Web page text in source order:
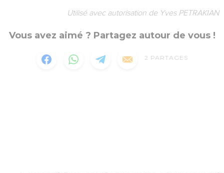
Utilisé avec autorisation de Yves PETRAKIAN
Vous avez aimé ? Partagez autour de vous !
2 PARTAGES